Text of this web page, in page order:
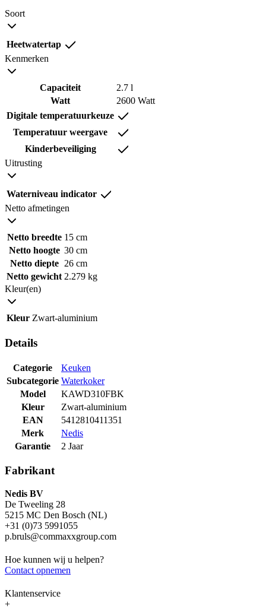
Soort
Heetwatertap
Kenmerken
Capaciteit
2.7 l
Watt
2600 Watt
Digitale temperatuurkeuze
Temperatuur weergave
Kinderbeveiliging
Uitrusting
Waterniveau indicator
Netto afmetingen
Netto breedte 15 cm
Netto hoogte 30 cm
Netto diepte
26 cm
Netto gewicht 2.279 kg
Kleur(en)
Kleur Zwart-aluminium
Details
Categorie
Keuken
Subcategorie Waterkoker
Model
KAWD310FBK
Kleur
Zwart-aluminium
EAN
5412810411351
Merk
Nedis
Garantie
2 Jaar
Fabrikant
Nedis BV
De Tweeling 28
5215 MC Den Bosch (NL)
+31 (0)73 5991055
p.bruls@commaxxgroup.com
Hoe kunnen wij u helpen?
Contact opnemen
Klantenservice
+